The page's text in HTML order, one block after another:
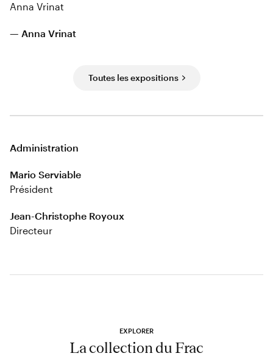
Anna Vrinat
— Anna Vrinat
Toutes les expositions
Administration
Mario Serviable
Président
Jean-Christophe Royoux
Directeur
EXPLORER
La collection du Frac